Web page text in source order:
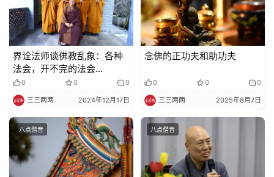
巡
礼
视
频
纪
录
佛
教
界诠法师谈佛教乱象：各种
法会，开不完的法会…
0 0 0
三三两两 2024年12月17日
念佛的正功夫和助功夫
0 0 0
三三两两 2025年8月7日
八点僧音 八点僧音